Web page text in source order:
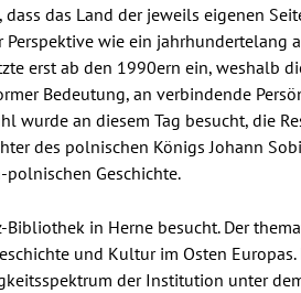
das Land der jeweils eigenen
wie ein jahrhundertelang
erst ab den 1990ern ein, weshalb
Bedeutung, an verbindende
wurde an diesem Tag besucht, die
des polnischen Königs Johann
Geschichte.
in Herne besucht. Der
und Kultur im Osten
der Institution unter